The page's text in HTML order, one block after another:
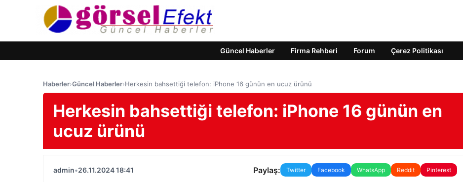
Güncel Haberler Firma Rehberi Forum Çerez Politikası
Haberler›Güncel Haberler›Herkesin bahsettiği telefon: iPhone 16 günün en ucuz ürünü
Herkesin bahsettiği telefon: iPhone 16 günün en
ucuz ürünü
admin•26.11.2024 18:41 Paylaş: Twitter Facebook WhatsApp Reddit Pinterest